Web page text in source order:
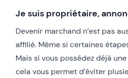
Je suis propriétaire,
Devenir marchand n’est pas
affilié. Même si certaines
Mais si vous possédez déjà
cela vous permet d’éviter